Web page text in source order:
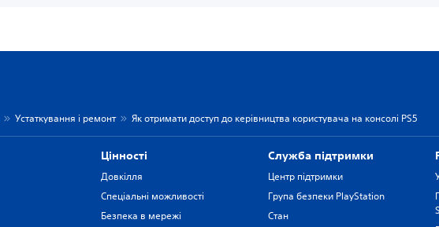
Устаткування і ремонт Як отримати доступ до керівництва користувача на консолі PS5
Цiнностi
Довкілля
Спеціальні можливості
Безпека в мережі
Служба підтримки
Центр підтримки
Група безпеки PlayStation
Стан